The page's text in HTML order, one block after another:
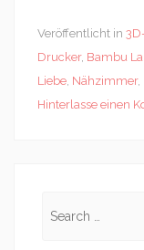
Veröffentlicht in
Drucker, Bambu
Liebe, Nähzimmer,
Hinterlasse einen